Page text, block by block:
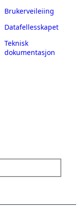
Brukerveileiing
Datafellesskapet
Teknisk
dokumentasjon